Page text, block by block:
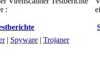
:
| Spyware | Trojaner